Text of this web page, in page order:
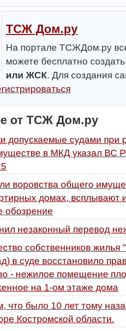
ТСЖ Дом.ру
На портале ТСЖДом.ру
можете бесплатно
или ЖСК. Для создания
от ТСЖ Дом.ру
допускаемые судами при
в МКД указал ВС
воровства общего
домах, всплывают
обозрение
незаконный перевод
собственников жилья
в суде восстановило
- нежилое помещение
на 1-ом этаже дома
что было 10 лет тому
Костромской области.